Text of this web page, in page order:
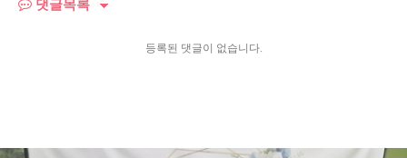
댓글목록
등록된 댓글이 없습니다.